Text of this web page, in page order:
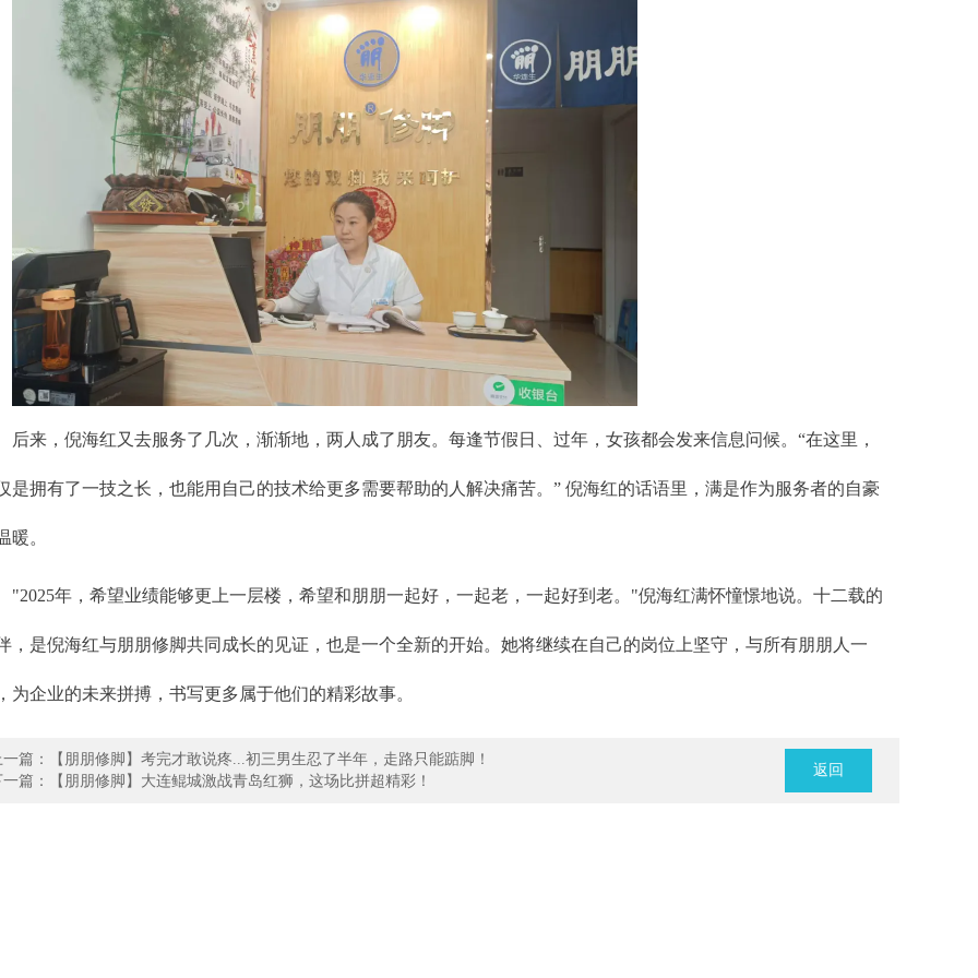
后来，倪海红又去服务了几次，渐渐地，两人成了朋友。每逢节假日、过年，女孩都会发来信息问候。“在这里，
是拥有了一技之长，也能用自己的技术给更多需要帮助的人解决痛苦。” 倪海红的话语里，满是作为服务者的自豪
暖。
"2025年，希望业绩能够更上一层楼，希望和朋朋一起好，一起老，一起好到老。"倪海红满怀憧憬地说。十二载的
，是倪海红与朋朋修脚共同成长的见证，也是一个全新的开始。她将继续在自己的岗位上坚守，与所有朋朋人一
为企业的未来拼搏，书写更多属于他们的精彩故事。
一篇：【朋朋修脚】考完才敢说疼...初三男生忍了半年，走路只能踮脚！
一篇：【朋朋修脚】大连鲲城激战青岛红狮，这场比拼超精彩！
返回